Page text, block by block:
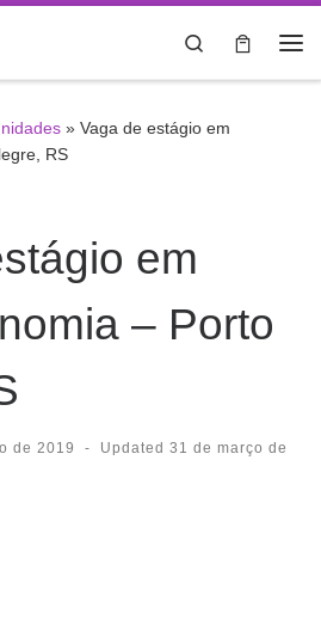
Search
» Vaga de estágio em
RS
em
– Porto
de 2019 - Updated 31 de março de